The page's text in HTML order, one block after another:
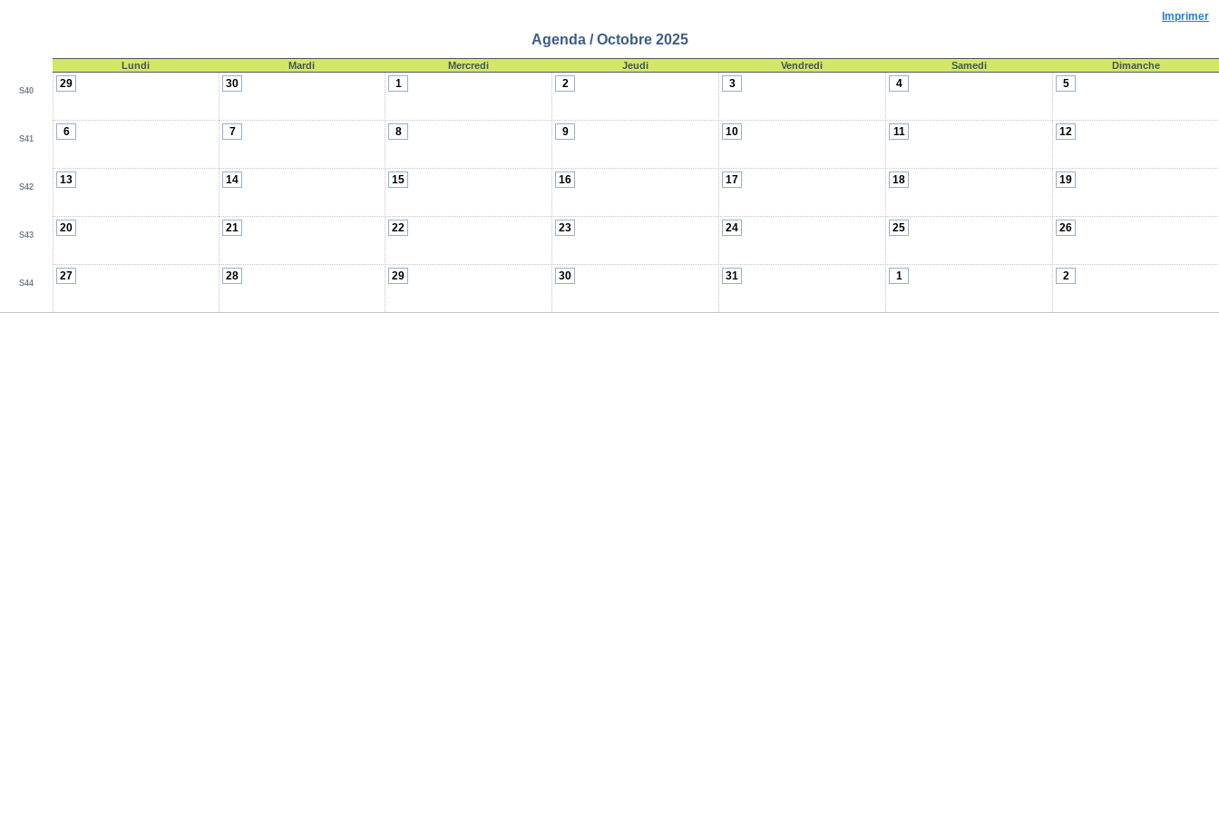
Imprimer
Agenda / Octobre 2025
Lundi Mardi Mercredi Jeudi Vendredi Samedi Dimanche
S40
29 30 1 2 3 4 5
S41
6 7 8 9 10 11 12
S42
13 14 15 16 17 18 19
S43
20 21 22 23 24 25 26
S44
27 28 29 30 31 1 2